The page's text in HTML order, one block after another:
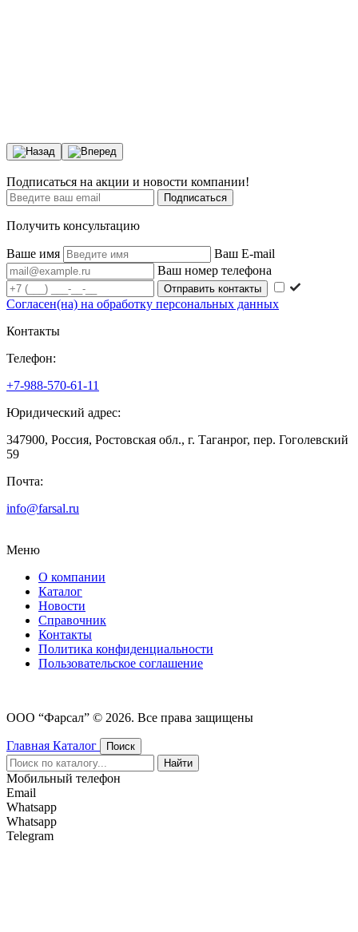
Подписаться на акции и новости компании!
Подписаться
Получить консультацию
Ваше имя
Ваш E-mail
Ваш номер телефона
Согласен(на) на обработку персональных данных
Контакты
Телефон:
+7-988-570-61-11
Юридический адрес:
347900, Россия, Ростовская обл., г. Таганрог, пер. Гоголевский
59
Почта:
info@farsal.ru
Меню
О компании
Каталог
Новости
Cправочник
Контакты
Политика конфиденциальности
Пользовательское соглашение
ООО “Фарсал” © 2026. Все права защищены
Главная Каталог
Поиск
Найти
Мобильный телефон
Email
Whatsapp
Whatsapp
Telegram